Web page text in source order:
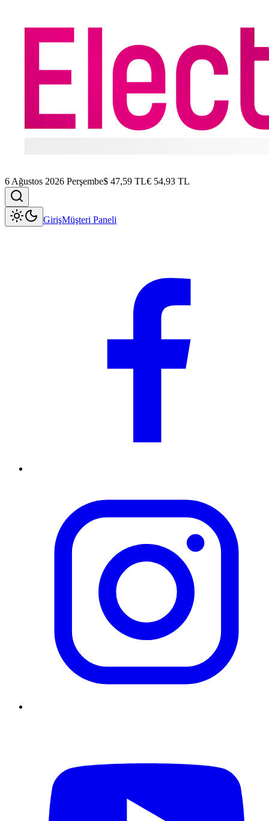
6 Ağustos 2026 Perşembe$ 47,59 TL€ 54,93 TL
GirişMüşteri Paneli